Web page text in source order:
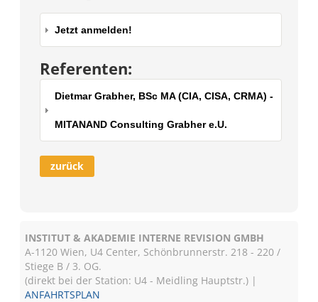
Jetzt anmelden!
Referenten:
Dietmar Grabher, BSc MA (CIA, CISA, CRMA) -
MITANAND Consulting Grabher e.U.
zurück
INSTITUT & AKADEMIE INTERNE REVISION GMBH
A-1120 Wien, U4 Center, Schönbrunnerstr. 218 - 220 /
Stiege B / 3. OG.
(direkt bei der Station: U4 - Meidling Hauptstr.) |
ANFAHRTSPLAN